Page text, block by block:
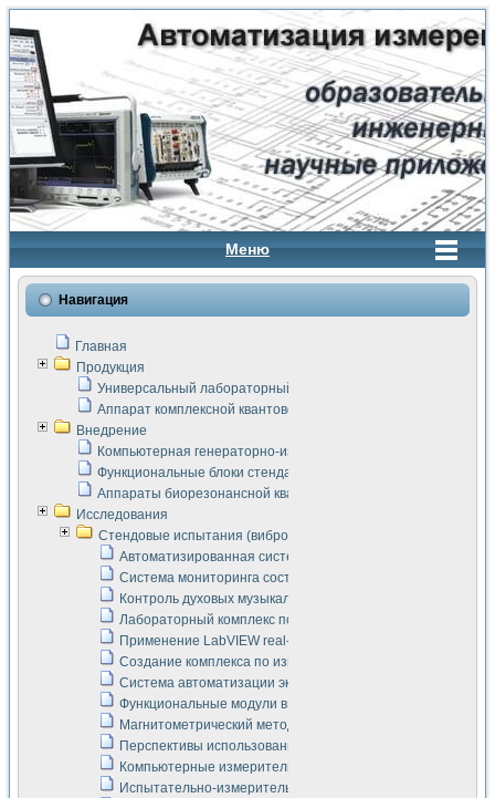
Меню
Навигация
Главная
Продукция
Универсальный лабораторный стенд "Сигнал-USB"
Аппарат комплексной квантовой терапии Интроскан
Внедрение
Компьютерная генераторно-измерительная система
Функциональные блоки стенда "Сигнал-USB"
Аппараты биорезонансной квантовой терапии серии СКАН
Исследования
Стендовые испытания (виброакустика, тензометрия и т.п.)
Автоматизированная система измерения параметров
Система мониторинга состояния тяговых
Контроль духовых музыкальных инструментов
Лабораторный комплекс по исследованию элементной
Применение LabVIEW real-time module для
Создание комплекса по измерению скорости подвижного
Система автоматизации экспериментальных
Функциональные модули в стандарте Nl SCXI для
Магнитометрический метод в дефектоскопии сварных
Перспективы использования машинного зрения в
Компьютерные измерительные системы для
Испытательно-измерительный комплекс аппаратуры для